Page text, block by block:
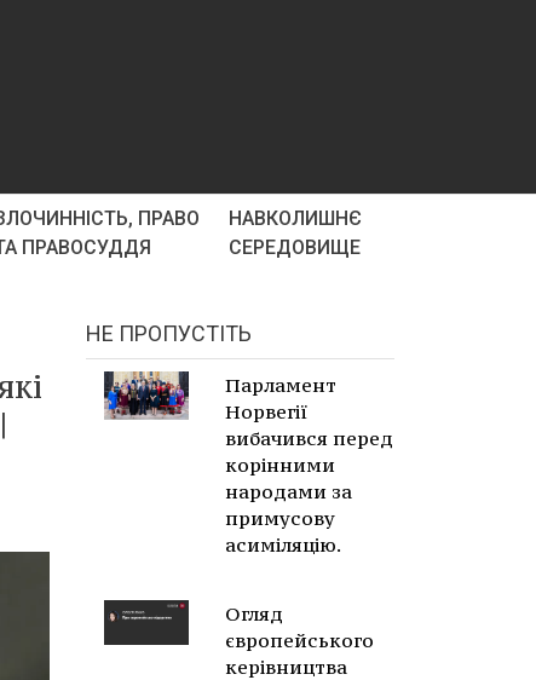
ПРАВО
ПРАВОСУДДЯ
НАВКОЛИШНЄ
СЕРЕДОВИЩЕ
НЕ ПРОПУСТІТЬ
Парламент
Норвегії
вибачився перед
корінними
народами за
примусову
асиміляцію.
Огляд
європейського
керівництва